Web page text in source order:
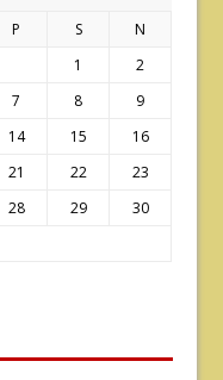
P S
N
1
2
7 8
9
14 15
16
21 22
23
28 29
30